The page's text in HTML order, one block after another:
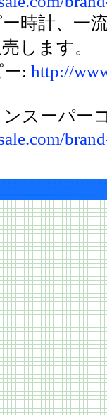
時計、一
します。
: http://
スーパー